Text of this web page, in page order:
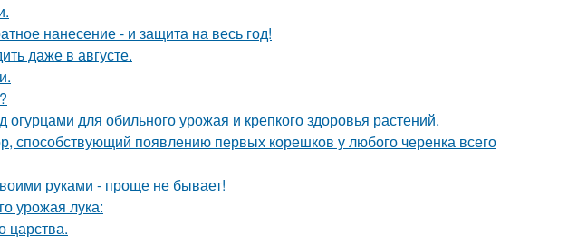
нанесение - и защита на весь год!
даже в августе.
огурцами для обильного урожая и крепкого здоровья растений.
способствующий появлению первых корешков у любого черенка всего
руками - проще не бывает!
урожая лука:
царства.